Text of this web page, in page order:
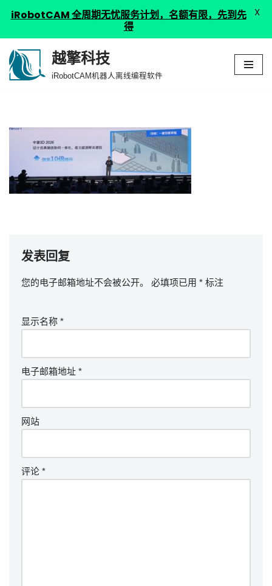
跳
越擎科技
iRobotCAM机器人离线编程软件
发表回复
您的电子邮箱地址不会被公开。 必填项已用 * 标注
显示名称 *
电子邮箱地址 *
网站
评论 *
iRobotCAM 全周期无忧服务计划，名额有限，先到先
得
X